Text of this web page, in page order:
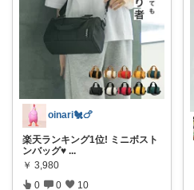
oinari🐔🍗
楽天ランキング1位! ミニボスト
ンバッグ♥ ...
￥ 3,980
0 0 10